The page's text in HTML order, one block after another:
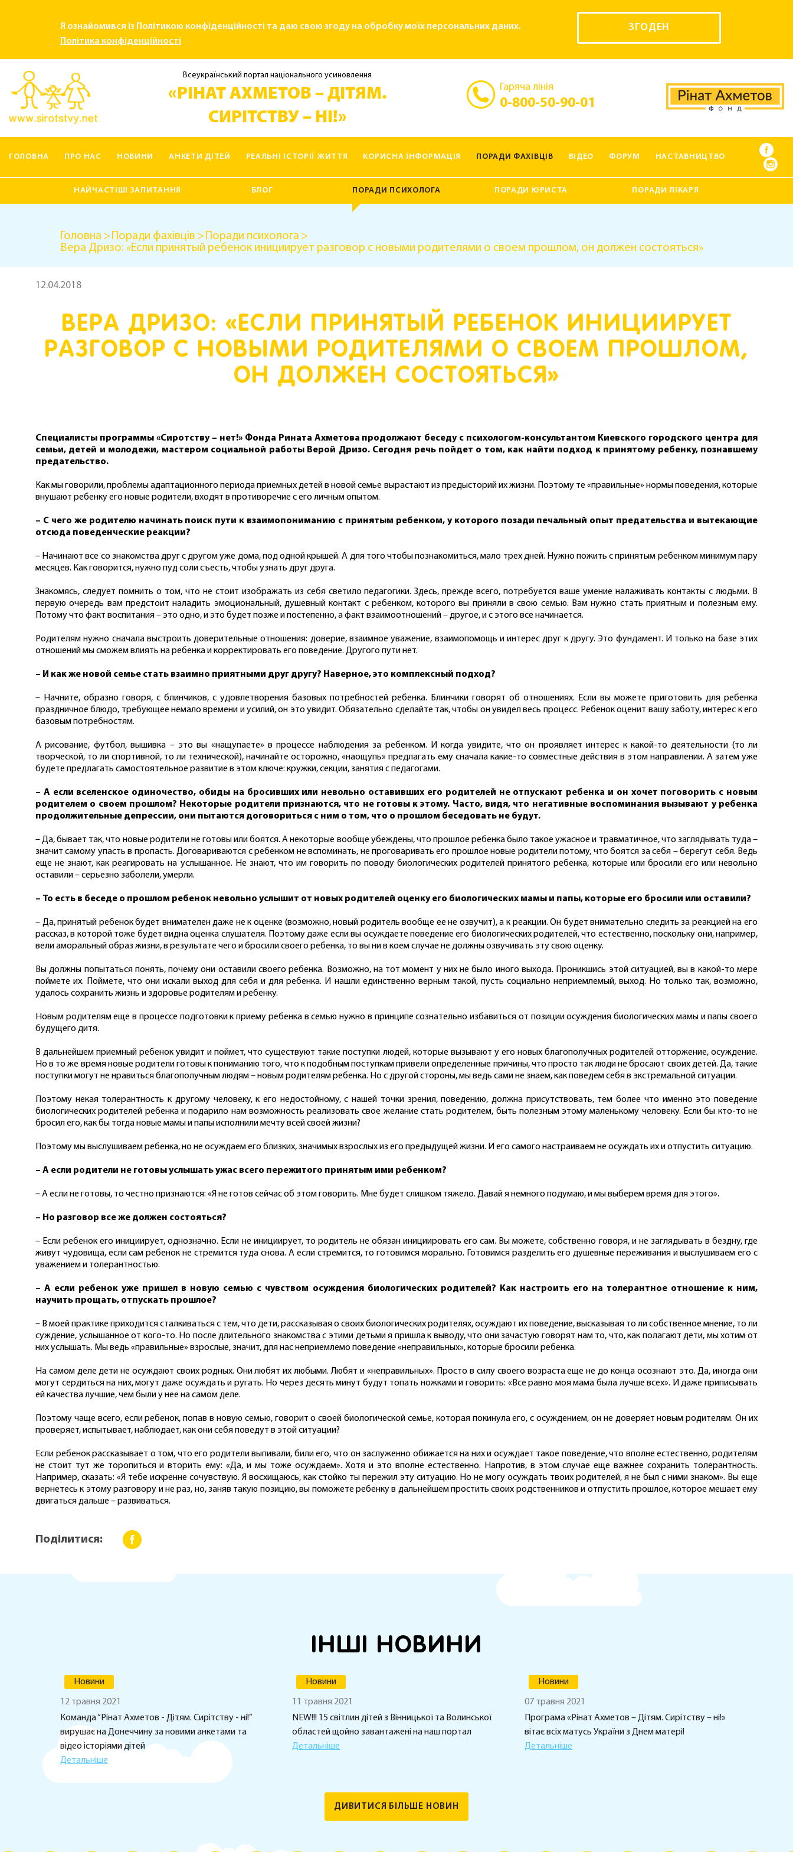
Я ознайомився із Політикою конфіденційності та даю свою згоду на обробку моїх персональних даних.
Політика конфіденційності
ЗГОДЕН
Всеукраїнський портал національного усиновлення
«РІНАТ АХМЕТОВ – ДІТЯМ.
СИРІТСТВУ – НІ!»
Гаряча лінія
0-800-50-90-01
ГОЛОВНА ПРО НАС НОВИНИ АНКЕТИ ДІТЕЙ РЕАЛЬНІ ІСТОРІЇ ЖИТТЯ КОРИСНА ІНФОРМАЦІЯ ПОРАДИ ФАХІВЦІВ ВІДЕО ФОРУМ
НАСТАВНИЦТВО
НАЙЧАСТІШІ ЗАПИТАННЯ БЛОГ ПОРАДИ ПСИХОЛОГА ПОРАДИ ЮРИСТА ПОРАДИ ЛІКАРЯ
Головна Поради фахівців
Поради психолога
Вера Дризо: «Если принятый ребенок инициирует разговор с новыми родителями о своем прошлом, он должен состояться»
12.04.2018
ВЕРА ДРИЗО: «ЕСЛИ ПРИНЯТЫЙ РЕБЕНОК ИНИЦИИРУЕТ
РАЗГОВОР С НОВЫМИ РОДИТЕЛЯМИ О СВОЕМ ПРОШЛОМ,
ОН ДОЛЖЕН СОСТОЯТЬСЯ»
Специалисты программы «Сиротству – нет!» Фонда Рината Ахметова продолжают беседу с психологом-консультантом Киевского городского центра для
семьи, детей и молодежи, мастером социальной работы Верой Дризо. Сегодня речь пойдет о том, как найти подход к принятому ребенку, познавшему
предательство.
Как мы говорили, проблемы адаптационного периода приемных детей в новой семье вырастают из предысторий их жизни. Поэтому те «правильные» нормы поведения, которые
внушают ребенку его новые родители, входят в противоречие с его личным опытом.
– С чего же родителю начинать поиск пути к взаимопониманию с принятым ребенком, у которого позади печальный опыт предательства и вытекающие
отсюда поведенческие реакции?
– Начинают все со знакомства друг с другом уже дома, под одной крышей. А для того чтобы познакомиться, мало трех дней. Нужно пожить с принятым ребенком минимум пару
месяцев. Как говорится, нужно пуд соли съесть, чтобы узнать друг друга.
Знакомясь, следует помнить о том, что не стоит изображать из себя светило педагогики. Здесь, прежде всего, потребуется ваше умение налаживать контакты с людьми. В
первую очередь вам предстоит наладить эмоциональный, душевный контакт с ребенком, которого вы приняли в свою семью. Вам нужно стать приятным и полезным ему.
Потому что факт воспитания – это одно, и это будет позже и постепенно, а факт взаимоотношений – другое, и с этого все начинается.
Родителям нужно сначала выстроить доверительные отношения: доверие, взаимное уважение, взаимопомощь и интерес друг к другу. Это фундамент. И только на базе этих
отношений мы сможем влиять на ребенка и корректировать его поведение. Другого пути нет.
– И как же новой семье стать взаимно приятными друг другу? Наверное, это комплексный подход?
– Начните, образно говоря, с блинчиков, с удовлетворения базовых потребностей ребенка. Блинчики говорят об отношениях. Если вы можете приготовить для ребенка
праздничное блюдо, требующее немало времени и усилий, он это увидит. Обязательно сделайте так, чтобы он увидел весь процесс. Ребенок оценит вашу заботу, интерес к его
базовым потребностям.
А рисование, футбол, вышивка – это вы «нащупаете» в процессе наблюдения за ребенком. И когда увидите, что он проявляет интерес к какой-то деятельности (то ли
творческой, то ли спортивной, то ли технической), начинайте осторожно, «наощупь» предлагать ему сначала какие-то совместные действия в этом направлении. А затем уже
будете предлагать самостоятельное развитие в этом ключе: кружки, секции, занятия с педагогами.
– А если вселенское одиночество, обиды на бросивших или невольно оставивших его родителей не отпускают ребенка и он хочет поговорить с новым
родителем о своем прошлом? Некоторые родители признаются, что не готовы к этому. Часто, видя, что негативные воспоминания вызывают у ребенка
продолжительные депрессии, они пытаются договориться с ним о том, что о прошлом беседовать не будут.
– Да, бывает так, что новые родители не готовы или боятся. А некоторые вообще убеждены, что прошлое ребенка было такое ужасное и травматичное, что заглядывать туда –
значит самому упасть в пропасть. Договариваются с ребенком не вспоминать, не проговаривать его прошлое новые родители потому, что боятся за себя – берегут себя. Ведь
еще не знают, как реагировать на услышанное. Не знают, что им говорить по поводу биологических родителей принятого ребенка, которые или бросили его или невольно
оставили – серьезно заболели, умерли.
– То есть в беседе о прошлом ребенок невольно услышит от новых родителей оценку его биологических мамы и папы, которые его бросили или оставили?
– Да, принятый ребенок будет внимателен даже не к оценке (возможно, новый родитель вообще ее не озвучит), а к реакции. Он будет внимательно следить за реакцией на его
рассказ, в которой тоже будет видна оценка слушателя. Поэтому даже если вы осуждаете поведение его биологических родителей, что естественно, поскольку они, например,
вели аморальный образ жизни, в результате чего и бросили своего ребенка, то вы ни в коем случае не должны озвучивать эту свою оценку.
Вы должны попытаться понять, почему они оставили своего ребенка. Возможно, на тот момент у них не было иного выхода. Проникшись этой ситуацией, вы в какой-то мере
поймете их. Поймете, что они искали выход для себя и для ребенка. И нашли единственно верным такой, пусть социально неприемлемый, выход. Но только так, возможно,
удалось сохранить жизнь и здоровье родителям и ребенку.
Новым родителям еще в процессе подготовки к приему ребенка в семью нужно в принципе сознательно избавиться от позиции осуждения биологических мамы и папы своего
будущего дитя.
В дальнейшем приемный ребенок увидит и поймет, что существуют такие поступки людей, которые вызывают у его новых благополучных родителей отторжение, осуждение.
Но в то же время новые родители готовы к пониманию того, что к подобным поступкам привели определенные причины, что просто так люди не бросают своих детей. Да, такие
поступки могут не нравиться благополучным людям – новым родителям ребенка. Но с другой стороны, мы ведь сами не знаем, как поведем себя в экстремальной ситуации.
Поэтому некая толерантность к другому человеку, к его недостойному, с нашей точки зрения, поведению, должна присутствовать, тем более что именно это поведение
биологических родителей ребенка и подарило нам возможность реализовать свое желание стать родителем, быть полезным этому маленькому человеку. Если бы кто-то не
бросил его, как бы тогда новые мамы и папы исполнили мечту всей своей жизни?
Поэтому мы выслушиваем ребенка, но не осуждаем его близких, значимых взрослых из его предыдущей жизни. И его самого настраиваем не осуждать их и отпустить ситуацию.
– А если родители не готовы услышать ужас всего пережитого принятым ими ребенком?
– А если не готовы, то честно признаются: «Я не готов сейчас об этом говорить. Мне будет слишком тяжело. Давай я немного подумаю, и мы выберем время для этого».
– Но разговор все же должен состояться?
– Если ребенок его инициирует, однозначно. Если не инициирует, то родитель не обязан инициировать его сам. Вы можете, собственно говоря, и не заглядывать в бездну, где
живут чудовища, если сам ребенок не стремится туда снова. А если стремится, то готовимся морально. Готовимся разделить его душевные переживания и выслушиваем его с
уважением и толерантностью.
– А если ребенок уже пришел в новую семью с чувством осуждения биологических родителей? Как настроить его на толерантное отношение к ним,
научить прощать, отпускать прошлое?
– В моей практике приходится сталкиваться с тем, что дети, рассказывая о своих биологических родителях, осуждают их поведение, высказывая то ли собственное мнение, то ли
суждение, услышанное от кого-то. Но после длительного знакомства с этими детьми я пришла к выводу, что они зачастую говорят нам то, что, как полагают дети, мы хотим от
них услышать. Мы ведь «правильные» взрослые, значит, для нас неприемлемо поведение «неправильных», которые бросили ребенка.
На самом деле дети не осуждают своих родных. Они любят их любыми. Любят и «неправильных». Просто в силу своего возраста еще не до конца осознают это. Да, иногда они
могут сердиться на них, могут даже осуждать и ругать. Но через десять минут будут топать ножками и говорить: «Все равно моя мама была лучше всех». И даже приписывать
ей качества лучшие, чем были у нее на самом деле.
Поэтому чаще всего, если ребенок, попав в новую семью, говорит о своей биологической семье, которая покинула его, с осуждением, он не доверяет новым родителям. Он их
проверяет, испытывает, наблюдает, как они себя поведут в этой ситуации?
Если ребенок рассказывает о том, что его родители выпивали, били его, что он заслуженно обижается на них и осуждает такое поведение, что вполне естественно, родителям
не стоит тут же торопиться и вторить ему: «Да, и мы тоже осуждаем». Хотя и это вполне естественно. Напротив, в этом случае еще важнее сохранить толерантность.
Например, сказать: «Я тебе искренне сочувствую. Я восхищаюсь, как стойко ты пережил эту ситуацию. Но не могу осуждать твоих родителей, я не был с ними знаком». Вы еще
вернетесь к этому разговору и не раз, но, заняв такую позицию, вы поможете ребенку в дальнейшем простить своих родственников и отпустить прошлое, которое мешает ему
двигаться дальше – развиваться.
Поділитися:
ІНШІ НОВИНИ
Новини
12 травня 2021
Команда “Рінат Ахметов - Дітям. Сирітству - ні!”
вирушає на Донеччину за новими анкетами та
відео історіями дітей
Детальніше
Новини
11 травня 2021
NEW!!! 15 світлин дітей з Вінницької та Волинської
областей щойно завантажені на наш портал
Детальніше
Новини
07 травня 2021
Програма «Рінат Ахметов – Дітям. Сирітству – ні!»
вітає всіх матусь України з Днем матері!
Детальніше
ДИВИТИСЯ БІЛЬШЕ НОВИН